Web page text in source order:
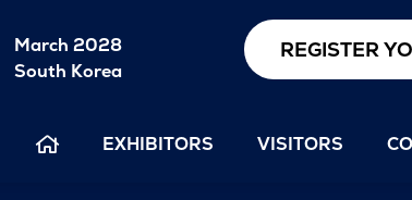
March 2028
South Korea
REGISTER
EXHIBITORS VISITORS